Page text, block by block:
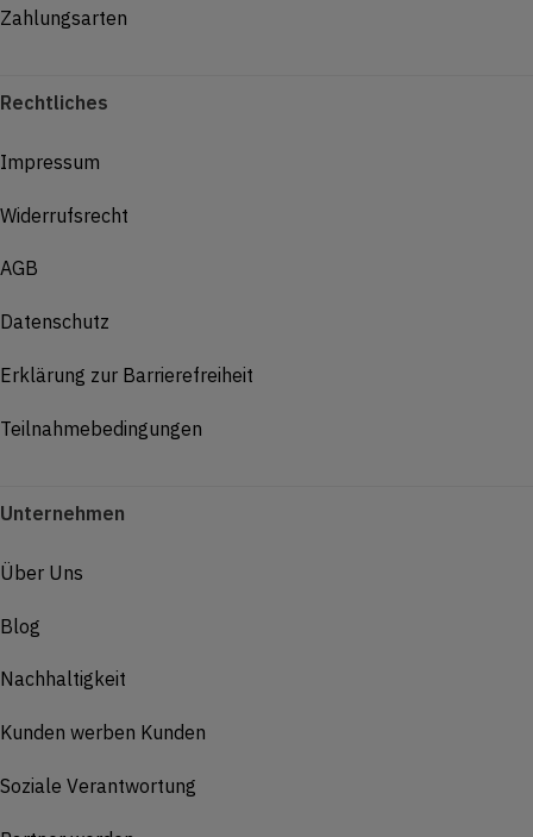
Zahlungsarten
Rechtliches
Impressum
Widerrufsrecht
AGB
Datenschutz
Erklärung zur Barrierefreiheit
Teilnahmebedingungen
Unternehmen
Über Uns
Blog
Nachhaltigkeit
Kunden werben Kunden
Soziale Verantwortung